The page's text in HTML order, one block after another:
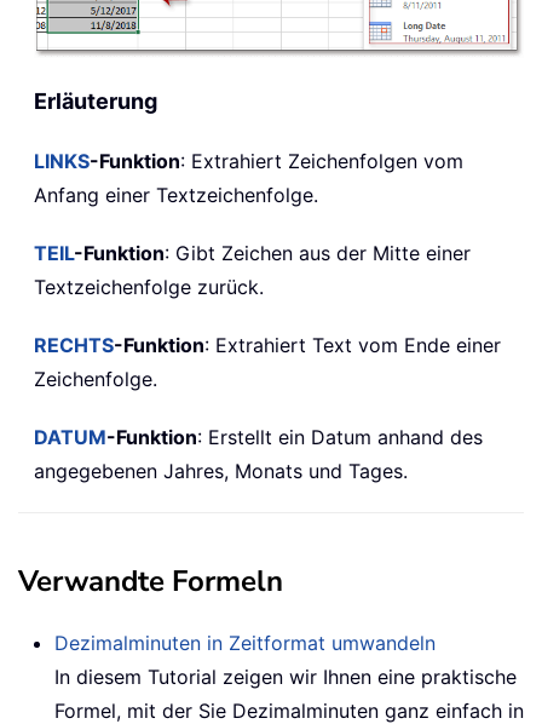
Erläuterung
LINKS-Funktion: Extrahiert Zeichenfolgen vom
Anfang einer Textzeichenfolge.
TEIL-Funktion: Gibt Zeichen aus der Mitte einer
Textzeichenfolge zurück.
RECHTS-Funktion: Extrahiert Text vom Ende einer
Zeichenfolge.
DATUM-Funktion: Erstellt ein Datum anhand des
angegebenen Jahres, Monats und Tages.
Verwandte Formeln
Dezimalminuten in Zeitformat umwandeln
In diesem Tutorial zeigen wir Ihnen eine praktische
Formel, mit der Sie Dezimalminuten ganz einfach in